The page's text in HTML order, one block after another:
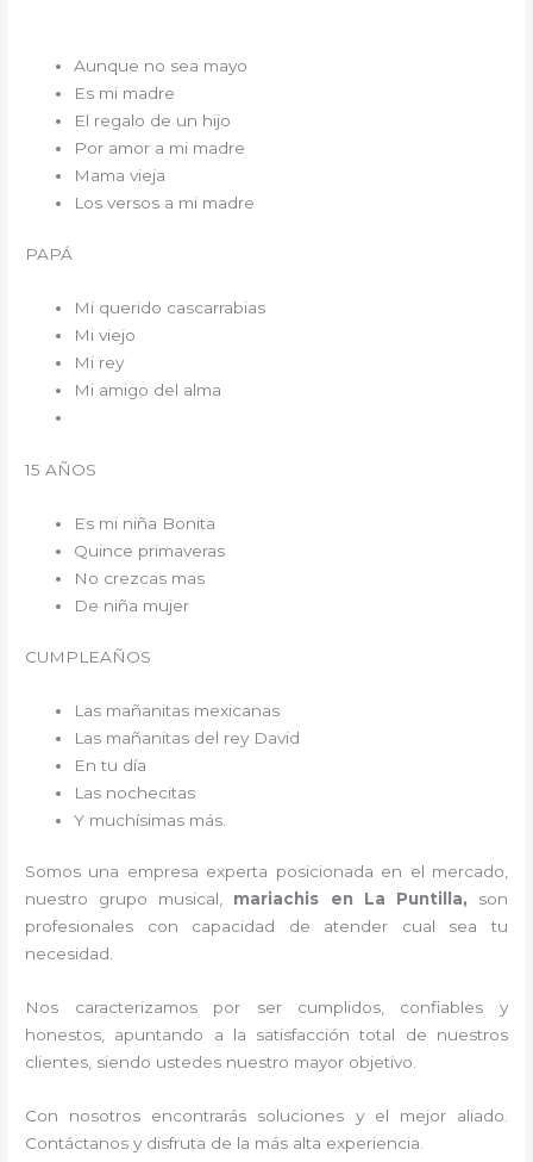
Aunque no sea mayo
Es mi madre
El regalo de un hijo
Por amor a mi madre
Mama vieja
Los versos a mi madre
PAPÁ
Mi querido cascarrabias
Mi viejo
Mi rey
Mi amigo del alma
15 AÑOS
Es mi niña Bonita
Quince primaveras
No crezcas mas
De niña mujer
CUMPLEAÑOS
Las mañanitas mexicanas
Las mañanitas del rey David
En tu día
Las nochecitas
Y muchísimas más.
Somos una empresa experta posicionada en el mercado,
nuestro grupo musical, mariachis en La Puntilla, son
profesionales con capacidad de atender cual sea tu
necesidad.
Nos caracterizamos por ser cumplidos, confiables y
honestos, apuntando a la satisfacción total de nuestros
clientes, siendo ustedes nuestro mayor objetivo.
Con nosotros encontrarás soluciones y el mejor aliado.
Contáctanos y disfruta de la más alta experiencia.